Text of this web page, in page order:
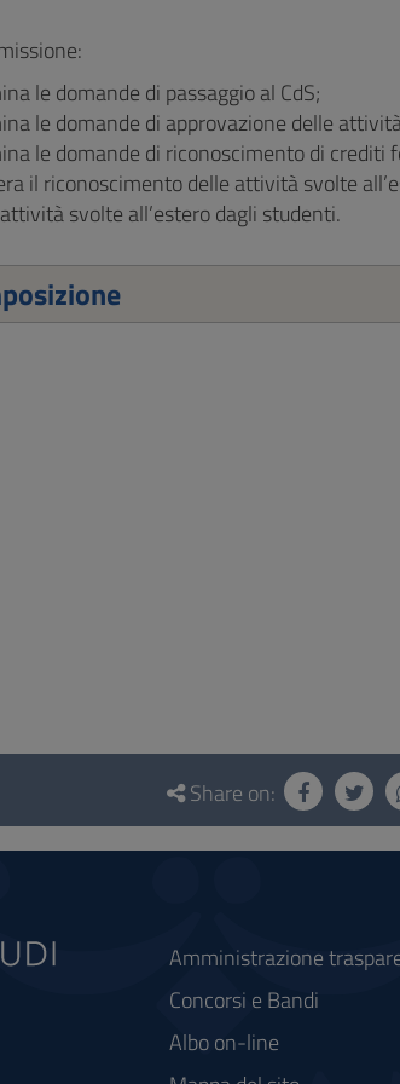
le domande di passaggio al CdS;
le domande di approvazione delle
le domande di riconoscimento di
il riconoscimento delle attività svolte
svolte all’estero dagli studenti.
Share on:
Amministrazione
Concorsi e Bandi
Albo on-line